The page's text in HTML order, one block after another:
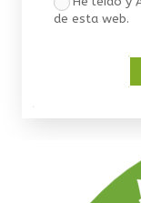
de esta web.